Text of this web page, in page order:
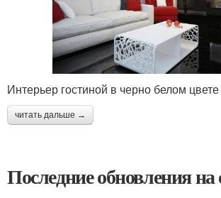
Интерьер гостиной в черно белом цвете
читать дальше →
Последние обновления на